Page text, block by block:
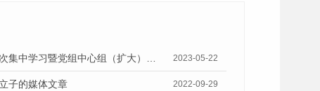
2023-05-22
子的媒体文章 2022-09-29